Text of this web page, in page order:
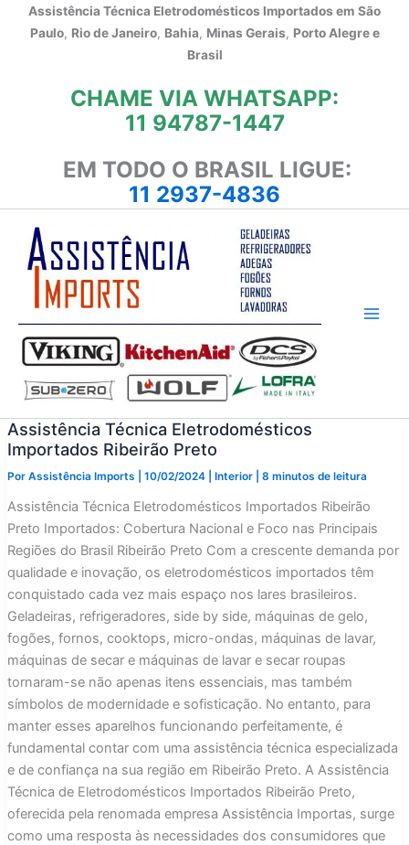
Assistência Técnica Eletrodomésticos Importados em São
Paulo, Rio de Janeiro, Bahia, Minas Gerais, Porto Alegre e
Brasil
CHAME VIA WHATSAPP:
11 94787-1447
EM TODO O BRASIL LIGUE:
11 2937-4836
Assistência Técnica Eletrodomésticos
Importados Ribeirão Preto
Por Assistência Imports 10/02/2024 Interior| 8 minutos de leitura
Assistência Técnica Eletrodomésticos Importados Ribeirão
Preto Importados: Cobertura Nacional e Foco nas Principais
Regiões do Brasil Ribeirão Preto Com a crescente demanda por
qualidade e inovação, os eletrodomésticos importados têm
conquistado cada vez mais espaço nos lares brasileiros.
Geladeiras, refrigeradores, side by side, máquinas de gelo,
fogões, fornos, cooktops, micro-ondas, máquinas de lavar,
máquinas de secar e máquinas de lavar e secar roupas
tornaram-se não apenas itens essenciais, mas também
símbolos de modernidade e sofisticação. No entanto, para
manter esses aparelhos funcionando perfeitamente, é
fundamental contar com uma assistência técnica especializada
e de confiança na sua região em Ribeirão Preto. A Assistência
Técnica de Eletrodomésticos Importados Ribeirão Preto,
oferecida pela renomada empresa Assistência Importas, surge
como uma resposta às necessidades dos consumidores que